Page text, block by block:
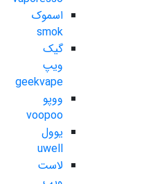
اسموک
smok
گیک
ویپ
geekvape
ووپو
voopoo
یوول
uwell
لاست